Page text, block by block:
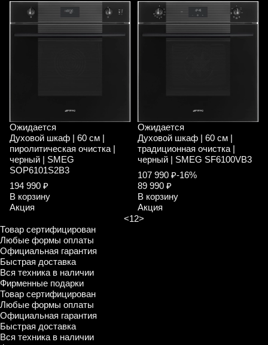
Ожидается
Духовой шкаф | 60 см |
пиролитическая очистка |
черный | SMEG
SOP6101S2B3
194 990 ₽
В корзину
Акция
Ожидается
Духовой шкаф | 60 см |
традиционная очистка |
черный | SMEG SF6100VB3
107 990 ₽-16%
89 990 ₽
В корзину
Акция
<12>
Товар сертифицирован
Любые формы оплаты
Официальная гарантия
Быстрая доставка
Вся техника в наличии
Фирменные подарки
Товар сертифицирован
Любые формы оплаты
Официальная гарантия
Быстрая доставка
Вся техника в наличии